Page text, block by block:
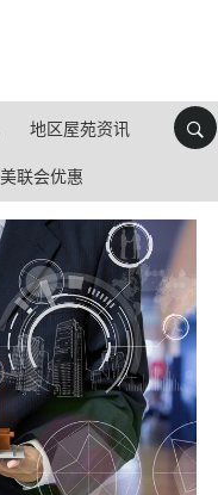
地区屋苑资讯
美联会优惠